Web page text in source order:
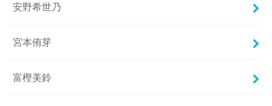
安野希世乃
宮本侑芽
富樫美鈴